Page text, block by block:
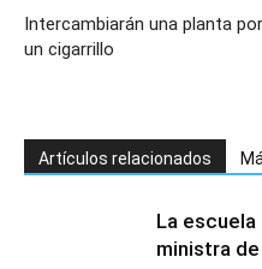
Intercambiarán una planta por
un cigarrillo
Artículos relacionados
La
ministra